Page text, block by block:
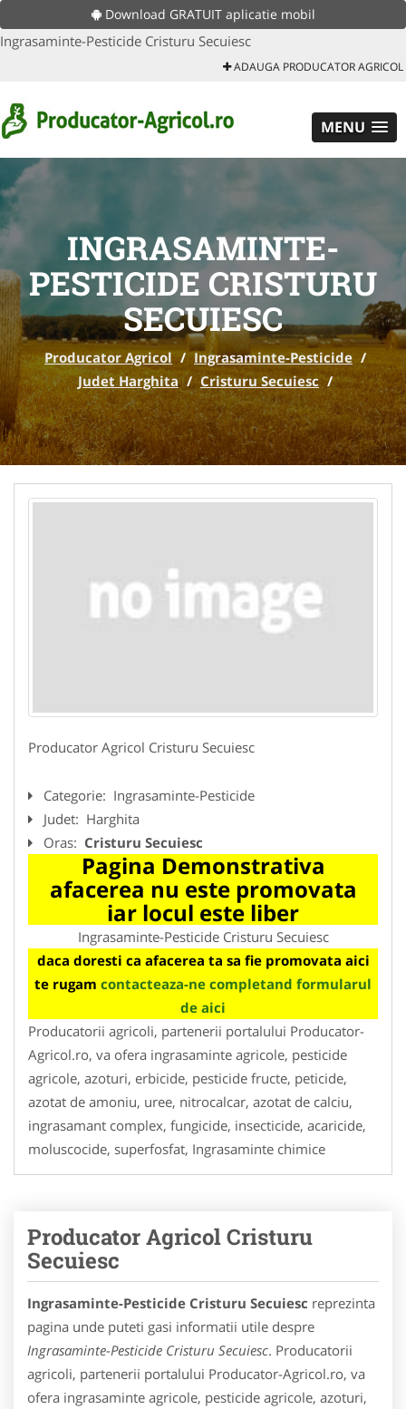
Download GRATUIT aplicatie mobil
Ingrasaminte-Pesticide Cristuru Secuiesc
ADAUGA PRODUCATOR AGRICOL
MENU
INGRASAMINTE-
PESTICIDE CRISTURU
SECUIESC
Producator Agricol / Ingrasaminte-Pesticide /
Judet Harghita / Cristuru Secuiesc /
Producator Agricol Cristuru Secuiesc
Categorie: Ingrasaminte-Pesticide
Judet: Harghita
Oras: Cristuru Secuiesc
Pagina Demonstrativa
afacerea nu este promovata
iar locul este liber
Ingrasaminte-Pesticide Cristuru Secuiesc
daca doresti ca afacerea ta sa fie promovata aici
te rugam contacteaza-ne completand formularul
de aici
Producatorii agricoli, partenerii portalului Producator-
Agricol.ro, va ofera ingrasaminte agricole, pesticide
agricole, azoturi, erbicide, pesticide fructe, peticide,
azotat de amoniu, uree, nitrocalcar, azotat de calciu,
ingrasamant complex, fungicide, insecticide, acaricide,
moluscocide, superfosfat, Ingrasaminte chimice
Producator Agricol Cristuru
Secuiesc
Ingrasaminte-Pesticide Cristuru Secuiesc reprezinta
pagina unde puteti gasi informatii utile despre
Ingrasaminte-Pesticide Cristuru Secuiesc. Producatorii
agricoli, partenerii portalului Producator-Agricol.ro, va
ofera ingrasaminte agricole, pesticide agricole, azoturi,